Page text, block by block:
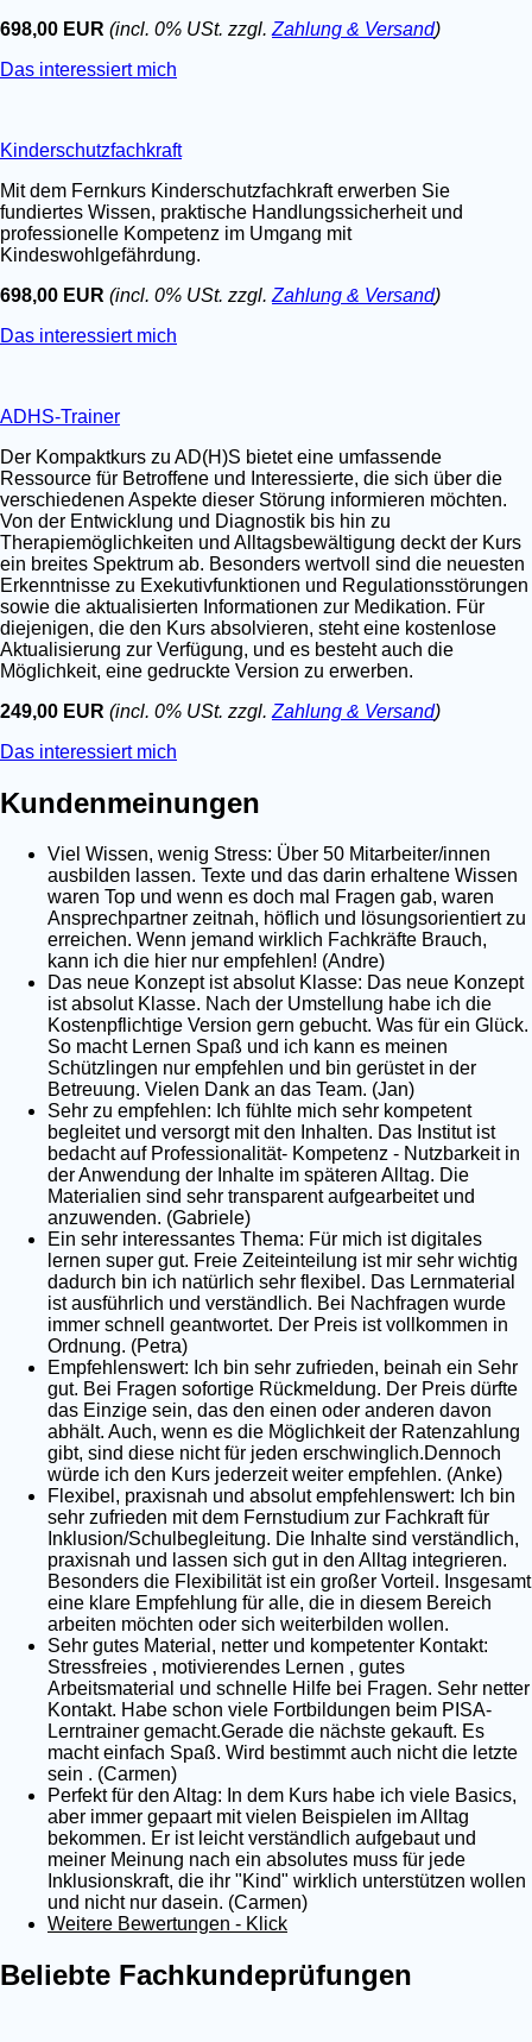
698,00 EUR (incl. 0% USt. zzgl. Zahlung & Versand)
Das interessiert mich
Kinderschutzfachkraft
Mit dem Fernkurs Kinderschutzfachkraft erwerben Sie
fundiertes Wissen, praktische Handlungssicherheit und
professionelle Kompetenz im Umgang mit
Kindeswohlgefährdung.
698,00 EUR (incl. 0% USt. zzgl. Zahlung & Versand)
Das interessiert mich
ADHS-Trainer
Der Kompaktkurs zu AD(H)S bietet eine umfassende
Ressource für Betroffene und Interessierte, die sich über die
verschiedenen Aspekte dieser Störung informieren möchten.
Von der Entwicklung und Diagnostik bis hin zu
Therapiemöglichkeiten und Alltagsbewältigung deckt der Kurs
ein breites Spektrum ab. Besonders wertvoll sind die neuesten
Erkenntnisse zu Exekutivfunktionen und Regulationsstörungen
sowie die aktualisierten Informationen zur Medikation. Für
diejenigen, die den Kurs absolvieren, steht eine kostenlose
Aktualisierung zur Verfügung, und es besteht auch die
Möglichkeit, eine gedruckte Version zu erwerben.
249,00 EUR (incl. 0% USt. zzgl. Zahlung & Versand)
Das interessiert mich
Kundenmeinungen
Viel Wissen, wenig Stress: Über 50 Mitarbeiter/innen
ausbilden lassen. Texte und das darin erhaltene Wissen
waren Top und wenn es doch mal Fragen gab, waren
Ansprechpartner zeitnah, höflich und lösungsorientiert zu
erreichen. Wenn jemand wirklich Fachkräfte Brauch,
kann ich die hier nur empfehlen! (Andre)
Das neue Konzept ist absolut Klasse: Das neue Konzept
ist absolut Klasse. Nach der Umstellung habe ich die
Kostenpflichtige Version gern gebucht. Was für ein Glück.
So macht Lernen Spaß und ich kann es meinen
Schützlingen nur empfehlen und bin gerüstet in der
Betreuung. Vielen Dank an das Team. (Jan)
Sehr zu empfehlen: Ich fühlte mich sehr kompetent
begleitet und versorgt mit den Inhalten. Das Institut ist
bedacht auf Professionalität- Kompetenz - Nutzbarkeit in
der Anwendung der Inhalte im späteren Alltag. Die
Materialien sind sehr transparent aufgearbeitet und
anzuwenden. (Gabriele)
Ein sehr interessantes Thema: Für mich ist digitales
lernen super gut. Freie Zeiteinteilung ist mir sehr wichtig
dadurch bin ich natürlich sehr flexibel. Das Lernmaterial
ist ausführlich und verständlich. Bei Nachfragen wurde
immer schnell geantwortet. Der Preis ist vollkommen in
Ordnung. (Petra)
Empfehlenswert: Ich bin sehr zufrieden, beinah ein Sehr
gut. Bei Fragen sofortige Rückmeldung. Der Preis dürfte
das Einzige sein, das den einen oder anderen davon
abhält. Auch, wenn es die Möglichkeit der Ratenzahlung
gibt, sind diese nicht für jeden erschwinglich.Dennoch
würde ich den Kurs jederzeit weiter empfehlen. (Anke)
Flexibel, praxisnah und absolut empfehlenswert: Ich bin
sehr zufrieden mit dem Fernstudium zur Fachkraft für
Inklusion/Schulbegleitung. Die Inhalte sind verständlich,
praxisnah und lassen sich gut in den Alltag integrieren.
Besonders die Flexibilität ist ein großer Vorteil. Insgesamt
eine klare Empfehlung für alle, die in diesem Bereich
arbeiten möchten oder sich weiterbilden wollen.
Sehr gutes Material, netter und kompetenter Kontakt:
Stressfreies , motivierendes Lernen , gutes
Arbeitsmaterial und schnelle Hilfe bei Fragen. Sehr netter
Kontakt. Habe schon viele Fortbildungen beim PISA-
Lerntrainer gemacht.Gerade die nächste gekauft. Es
macht einfach Spaß. Wird bestimmt auch nicht die letzte
sein . (Carmen)
Perfekt für den Altag: In dem Kurs habe ich viele Basics,
aber immer gepaart mit vielen Beispielen im Alltag
bekommen. Er ist leicht verständlich aufgebaut und
meiner Meinung nach ein absolutes muss für jede
Inklusionskraft, die ihr "Kind" wirklich unterstützen wollen
und nicht nur dasein. (Carmen)
Weitere Bewertungen - Klick
Beliebte Fachkundeprüfungen